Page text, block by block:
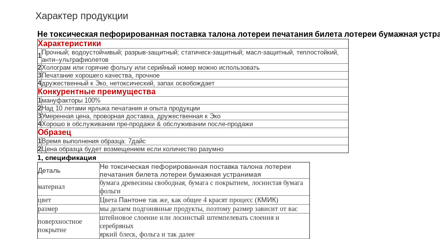
Характер продукции
Не токсическая пефорированная поставка талона лотереи печатания билета лотереи бумажная
Характеристики
1 Прочный; водоустойчивый; разрыв-защитный; статическ-защитный; масл-защитный, теплостойкий,
анти--ультрафиолетов
2Холограм или горячие фольгу или серийный номер можно использовать
3 Печатание хорошего качества, прочное
4дружественный к Эко, нетоксический, запах освобождает
Конкурентные преимущества
1мануфакторы 100%
2 Над 10 летами ярлыка печатания и опыта продукции
3Умеренная цена, проворная доставка, дружественная к Эко
4Хорошо в обслуживании пре-продажи & обслуживании после-продажи
Образец
1 Время выполнения образца: 7дайс
2 Цена образца будет возмещением если количество разумно
1, спецификация
Деталь
Не токсическая пефорированная поставка талона лотереи
печатания билета лотереи бумажная устранимая
материал
бумага древесины свободная, бумага с покрытием, лоснистая бумага
фольги
цвет
Цвета Пантоне так же, как общее 4 красят процесс (КМИК)
размер
мы делаем подгонянные продукты, поэтому размер зависит от вас
поверхностное
покрытие
штейновое слоение или лоснистый штемпелевать слоения и
серебряных
яркий блеск, фольга и так далее